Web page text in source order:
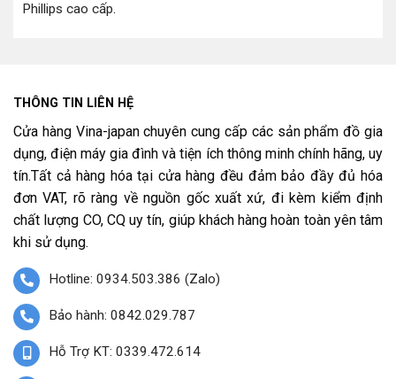
Phillips cao cấp.
THÔNG TIN LIÊN HỆ
Cửa hàng Vina-japan chuyên cung cấp các sản phẩm đồ gia
dụng, điện máy gia đình và tiện ích thông minh chính hãng, uy
tín.Tất cả hàng hóa tại cửa hàng đều đảm bảo đầy đủ hóa
đơn VAT, rõ ràng về nguồn gốc xuất xứ, đi kèm kiểm định
chất lượng CO, CQ uy tín, giúp khách hàng hoàn toàn yên tâm
khi sử dụng.
Hotline: 0934.503.386 (Zalo)
Bảo hành: 0842.029.787
Hỗ Trợ KT: 0339.472.614